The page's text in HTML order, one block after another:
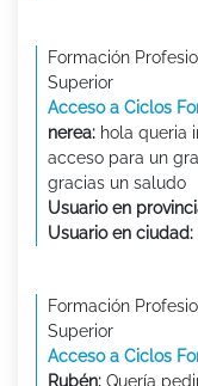
Formación
Superior
Acceso a Ciclos
nerea: hola queria
acceso para un
gracias un saludo
Usuario en
Usuario en ciudad:
Formación
Superior
Acceso a Ciclos
Rubén: Quería